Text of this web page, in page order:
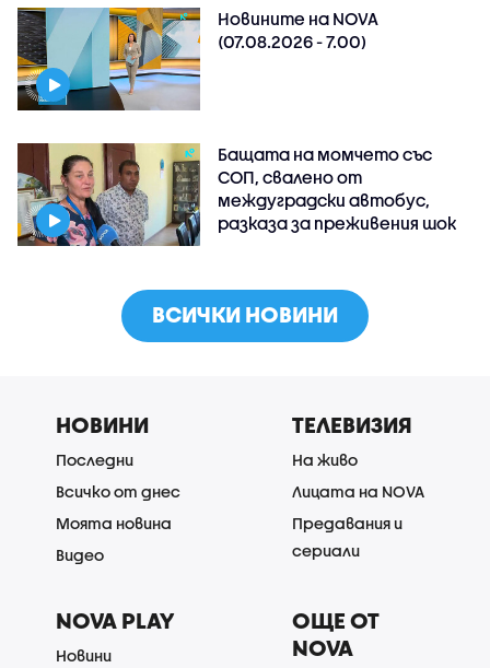
Новините на NOVA
(07.08.2026 - 7.00)
Бащата на момчето със
СОП, свалено от
междуградски автобус,
разказа за преживения шок
ВСИЧКИ НОВИНИ
НОВИНИ
Последни
Всичко от днес
Моята новина
Видео
ТЕЛЕВИЗИЯ
На живо
Лицата на NOVA
Предавания и
сериали
NOVA PLAY
Новини
ОЩЕ ОТ
NOVA